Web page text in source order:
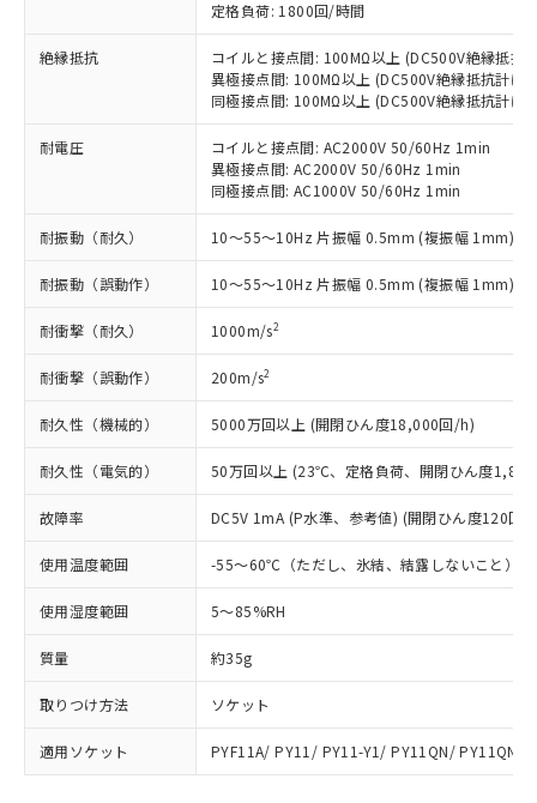
定格負荷: 1800回/時間
絶縁抵抗
コイルと接点間: 100MΩ以上 (DC500V絶縁抵抗
異極接点間: 100MΩ以上 (DC500V絶縁抵抗計に
同極接点間: 100MΩ以上 (DC500V絶縁抵抗計に
耐電圧
コイルと接点間: AC2000V 50/60Hz 1min
異極接点間: AC2000V 50/60Hz 1min
同極接点間: AC1000V 50/60Hz 1min
耐振動（耐久） 10～55～10Hz 片振幅 0.5mm (複振幅 1mm)
耐振動（誤動作） 10～55～10Hz 片振幅 0.5mm (複振幅 1mm)
耐衝撃（耐久） 1000m/s2
耐衝撃（誤動作） 200m/s2
耐久性（機械的） 5000万回以上 (開閉ひん度18,000回/h)
耐久性（電気的） 50万回以上 (23℃、定格負荷、開閉ひん度
故障率 DC5V 1mA (P水準、参考値) (開閉ひん度120回/
使用温度範囲 -55～60℃（ただし、氷結、結露しないこと）
使用湿度範囲 5～85%RH
質量 約35g
取りつけ方法 ソケット
適用ソケット PYF11A/ PY11/ PY11-Y1/ PY11QN/ PY11QN-
本サービスの対象外となる商品もある
ことをご了承ください。
在庫状況および標準価格照会結果は、
記載している更新日時点での社内デー
タに基づき作成されるものであり、閲
覧された時点での実際の在庫および標
準価格とは異なる場合があることをご
了承ください。
正式な納期状況および標準価格はお客
様のお取引先、またはお客様担当のオ
ムロン制御機器販売店・当社販売員に
ご相談ください。
オムロン制御機器販売店や当社販売拠
販売ネットワーク
ください。
在庫状況および標準価格結果を当社の
事前の承諾なく第三者に漏洩または開
示しないようお願いします。
マイパーツ機能（部品リスト作成サー
ビス）をご利用いただくには、I-Web
メンバーズにご登録されている必要が
あります。
お客様が当ウェブサイト上で当社にご
登録された部品リストについて、当社
および当社の共同利用者が、当社の製
品・サービスに関するお客様との取
引・商談に必要な範囲で利用すること
をご了承ください。
※当社の共同利用者とは、
の共同利用に関して"
の「1.共同利
用者の範囲」に記載されている法人を
いたものが、含有品と判明した場合などや
むを得ず変更することがあります。
*EU RoHS指令（10物質）：
鉛(Pb) 1000ppm以下、 水銀(Hg) 1000ppm以下、 カド
ミウム(Cd) 100ppm以下、
六価クロム(Cr(Ⅵ)) 1000ppm以下、ポリ臭化ビフェニル
類(PBB) 1000ppm以下、ポリ臭化ジフェニルエーテル類
(PBDE) 1000ppm以下、フタル酸ビス(2-エチルヘキシ
ル) (DEHP)(別名：DOP) 1000ppm以下、フタル酸ブチ
ルベンジル（BBP） 1000ppm以下、フタル酸ジブチル
（DBP） 1000ppm以下、フタル酸ジイソブチル
(DIBP) 1000ppm以下
但し、RoHS指令で産業用監視および制御機器に対する
適用除外項目は除く。
フタル酸エステル類の４物質については閾値を超える意
図的な使用がないことを確認しています。
※2 対応予定月
部品在庫の切り替え状況などにより、予定
月が前後することがあります。
※3 非含有証明書ダウンロード
下記の非含有証明書をダウンロードするこ
とができます。
EU RoHS指令（10物質）の非含有証明書
51物質の非含有証明書（当社基準）
※本証明書は発行日時点で非含有を証明す
るもので、過去に遡って非含有を証明する
基準値を超えていることを示します。
「－」：未確認です。当社販売部門へお問
い合わせください。
Cr(Ⅵ)(六価クロム) : 1000ppm、 PBBs(ポリ臭化ビフェ
ニル類) : 1000ppm、 PBDEs(ポリ臭化ジフェニルエーテ
イソブチル) : 1000ppm、 BBP(フタル酸ブチルベンジ
ル) : 1000ppm、
DEHP(フタル酸ビス(2-エチルヘキシル)) : 1000ppm
※2 環境保護使用期限
「ｅ」：有害物質（10物質）のすべてが基
準値以下であることを示します。
「10」：通常の使用状況下において有害物
質が外部に漏えいし、環境に深刻な影響を
及ぼさない年数を意味します。
「－」：未確認です。当社販売部門へお問
い合わせください。
当社は、これら貴社製品のうち、外国
為替および外国貿易法に定める商品
（以下｢規制貨物等」という）を輸出
または国外への提供する場合は、日本
国政府の輸出許可(または役務取引許
可)を取得するなどの必要な手続きを
とります。
当社は規制貨物を破棄する場合は、完
全に破砕するなど、違法に輸出されな
いよう必要な手段を講じます。
当社は貴社製品を、核兵器、ミサイ
ル、化学兵器、生物兵器またはその他
武器並びにこれらの製造装置等に一切
使用いたしません。
当社は、貴社製品を第三者に販売する
場合は、上記1、2および3の内容を当
該第三者に通知します。また当社は、
販売先および販売に係わる関係者が違
法に輸出するおそれがある場合は、取
り引きをいたしません。
合意する
一定数以上の在庫あり
△ 一定数には満たないが在庫あり
在庫なし(最新の在庫状況につ
いては、お客様のお取引先、ま
たはお客様担当のオムロン制御
機器販売店・当社販売員にご確
認ください)
空
受注生産機種、また在庫状況の
情報を公開していない機種